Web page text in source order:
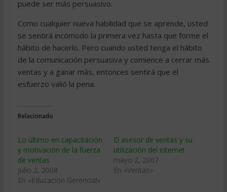
puede ser más persuasivo.
Como cualquier nueva habilidad que se aprende, usted
se sentirá incómodo la primera vez hasta que forme el
hábito de hacerlo. Pero cuando usted tenga el hábito
de la comunicación persuasiva y comience a cerrar más
ventas y a ganar más, entonces sentirá que el
esfuerzo valió la pena.
Relacionado
Lo último en capacitación
y motivación de la fuerza
de ventas
julio 2, 2008
En «Educacion Gerencial»
El asesor de ventas y su
utilización del internet
mayo 2, 2007
En «Ventas»